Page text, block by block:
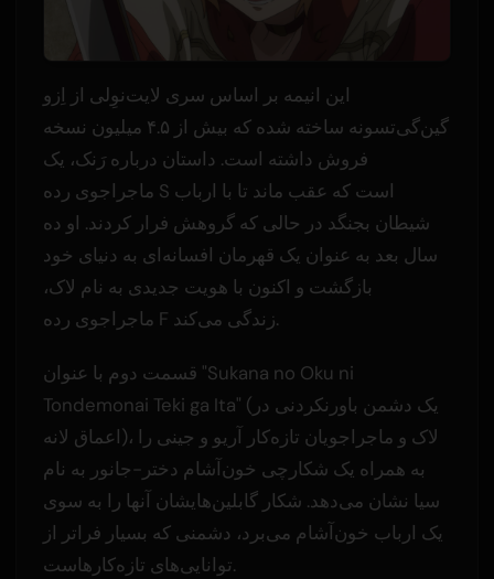
این انیمه بر اساس سری لایت‌نوِلی از اِزو
گین‌گی‌تسونه ساخته شده که بیش از ۴.۵ میلیون نسخه
فروش داشته است. داستان درباره رَنک، یک
ماجراجوی رده S است که عقب ماند تا با ارباب
شیطان بجنگد در حالی که گروهش فرار کردند. او ده
سال بعد به عنوان یک قهرمان افسانه‌ای به دنیای خود
بازگشت و اکنون با هویت جدیدی به نام لاک،
ماجراجوی رده F زندگی می‌کند.
قسمت دوم با عنوان "Sukana no Oku ni
Tondemonai Teki ga Ita" (یک دشمن باورنکردنی در
اعماق لانه)، لاک و ماجراجویان تازه‌کار آریو و جینی را
به همراه یک شکارچی خون‌آشام دختر-جانور به نام
سیا نشان می‌دهد. شکار گابلین‌هایشان آنها را به سوی
یک ارباب خون‌آشام می‌برد، دشمنی که بسیار فراتر از
توانایی‌های تازه‌کارهاست.